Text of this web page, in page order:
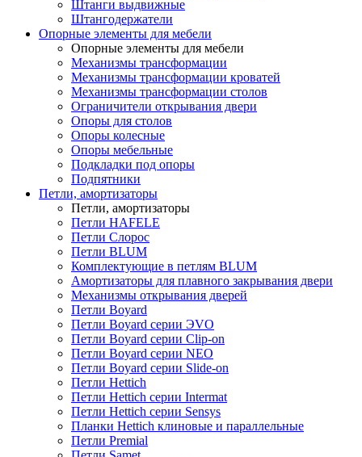
Штанги выдвижные
Штангодержатели
Опорные элементы для мебели
Опорные элементы для мебели
Механизмы трансформации
Механизмы трансформации кроватей
Механизмы трансформации столов
Ограничители открывания двери
Опоры для столов
Опоры колесные
Опоры мебельные
Подкладки под опоры
Подпятники
Петли, амортизаторы
Петли, амортизаторы
Петли HAFELE
Петли Слорос
Петли BLUM
Комплектующие в петлям BLUM
Амортизаторы для плавного закрывания двери
Механизмы открывания дверей
Петли Boyard
Петли Boyard серии ЭVO
Петли Boyard серии Clip-on
Петли Boyard серии NEO
Петли Boyard серии Slide-on
Петли Hettich
Петли Hettich серии Intermat
Петли Hettich серии Sensys
Планки Hettich клиновые и параллельные
Петли Premial